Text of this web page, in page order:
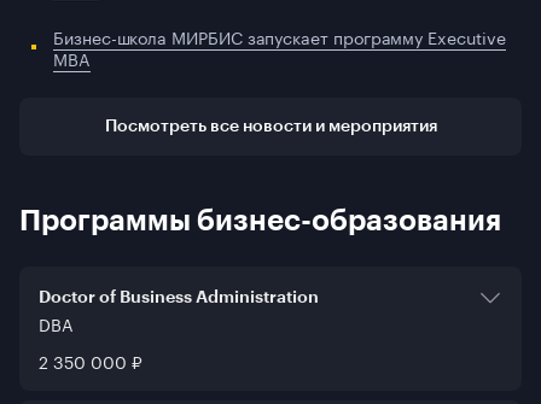
Бизнес-школа МИРБИС запускает программу Executive
MBA
Посмотреть все новости и мероприятия
Программы бизнес-образования
Doctor of Business Administration
DBA
Тип программы
2 350 000 ₽